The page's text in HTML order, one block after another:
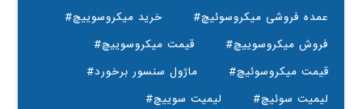
#عمده فروشی میکروسوئیچ
#خرید میکروسوییچ
#فروش میکروسوییچ
#قیمت میکروسوییچ
#قیمت میکروسوئیچ
#ماژول سنسور برخورد
#لیمیت سوئیچ
#لیمیت سوییچ